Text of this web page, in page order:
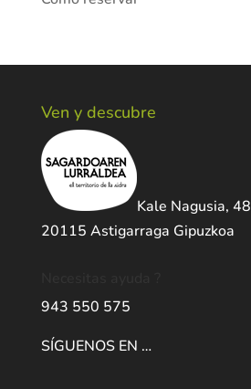
Ven y descubre
Kale Nagusia, 48
20115 Astigarraga Gipuzkoa
943 550 575
SÍGUENOS EN …